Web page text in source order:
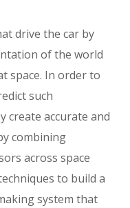
drive the car by
of the world
space. In order to
such
create accurate and
combining
across space
to build a
system that